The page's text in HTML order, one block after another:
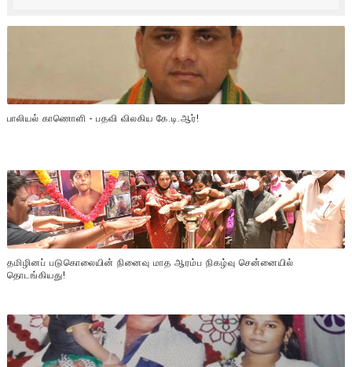
பாலியல் காணொளி - பதவி விலகிய கே.டி.ஆர்!
தமிழினப் படுகொலையின் நினைவு மாத ஆரம்ப நிகழ்வு சென்னையில்
தொடங்கியது!